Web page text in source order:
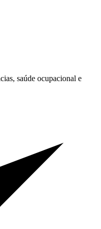
saúde ocupacional e